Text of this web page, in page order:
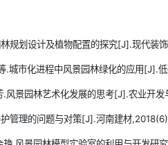
规划设计及植物配置的探究[J].现代装
.城市化进程中风景园林绿化的应用[J].
.风景园林艺术化发展的思考[J].农业开
管理的问题与对策[J].河南建材